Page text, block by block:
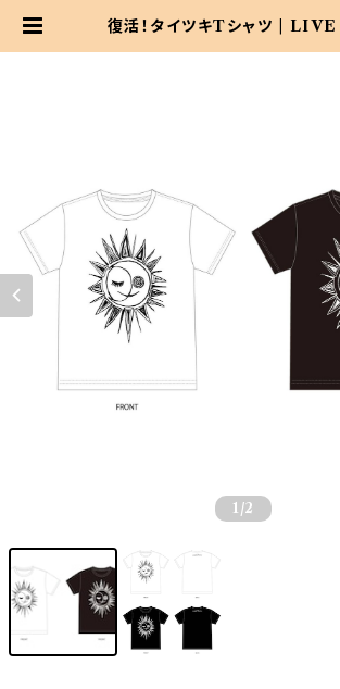
復活！タイツキTシャツ |
1 /2